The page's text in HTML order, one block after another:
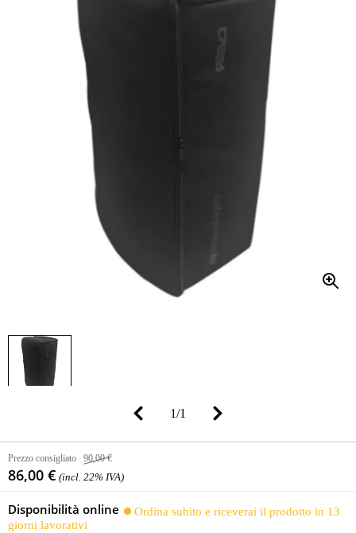
1/1
Prezzo consigliato 90,00 €
86,00 € (incl. 22% IVA)
Disponibilità online
Ordina subito e riceverai il prodotto in 13
giorni lavorativi